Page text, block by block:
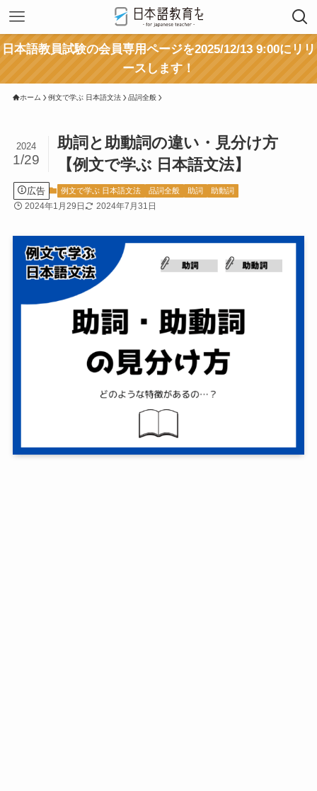
日本語教員試験の会員専用ページを2025/12/13 9:00にリリ
ースします！
ホーム 例文で学ぶ 日本語文法 品詞全般
助詞と助動詞の違い・見分け方
【例文で学ぶ 日本語文法】
2024
1/29
広告 例文で学ぶ 日本語文法 品詞全般 助詞 助動詞
2024年1月29日 2024年7月31日